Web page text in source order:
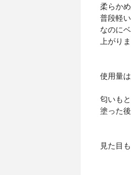
柔らか
普段軽
なのに
上がり
使用量
匂いも
塗った
見た目